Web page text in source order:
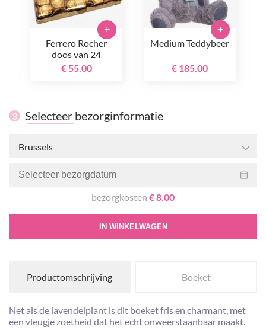
Ferrero Rocher
doos van 24
€ 55.00
+
Medium Teddybeer
€ 185.00
+
3 Selecteer bezorginformatie
Brussels
bezorgkosten € 8.00
IN WINKELWAGEN
Productomschrijving Boeket
Net als de lavendelplant is dit boeket fris en charmant, met
een vleugje zoetheid dat het echt onweerstaanbaar maakt.